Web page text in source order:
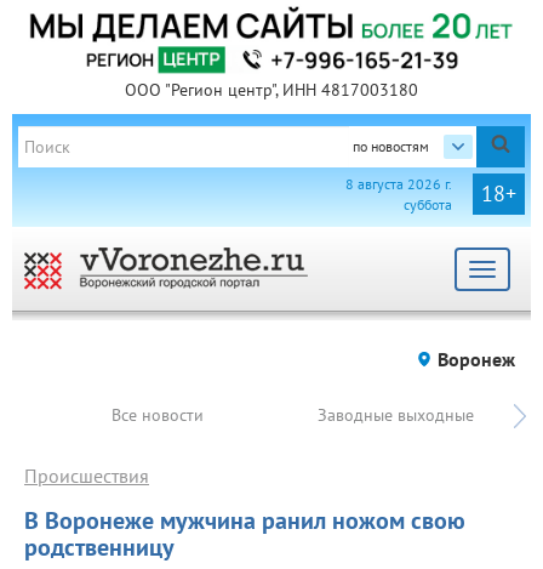
ООО "Регион центр", ИНН 4817003180
по новостям
18+
8 августа 2026 г.
суббота
Toggle
Воронеж
Все новости Заводные выходные
В Воронеже мужчина ранил ножом свою
родственницу
Происшествия